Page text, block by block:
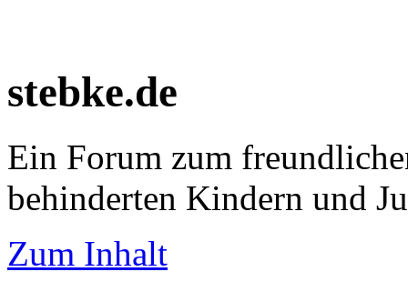
stebke.de
Ein Forum zum
behinderten Kindern und
Zum Inhalt